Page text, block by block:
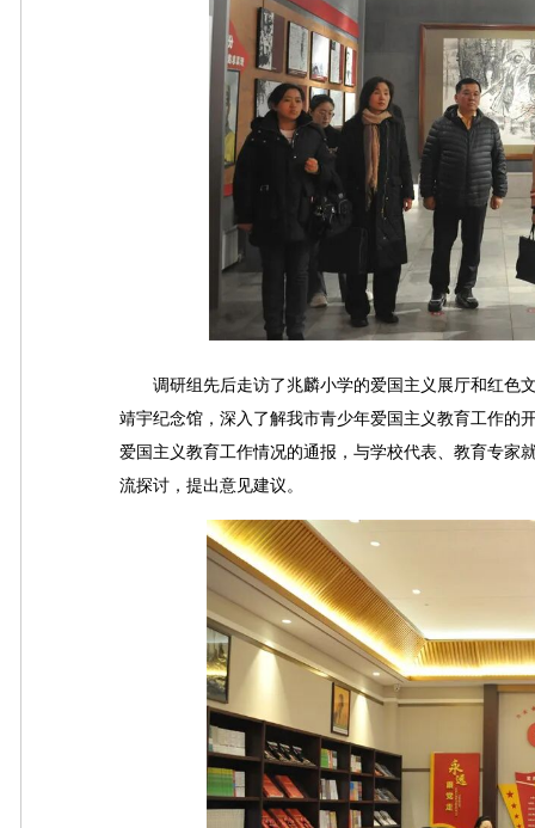
调研组先后走访了兆麟小学的爱国主义展厅和红色
靖宇纪念馆，深入了解我市青少年爱国主义教育工作的
爱国主义教育工作情况的通报，与学校代表、教育专家
流探讨，提出意见建议。